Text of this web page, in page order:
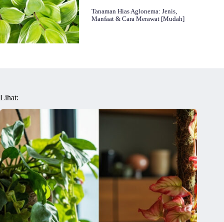
Tanaman Hias Aglonema: Jenis,
Manfaat & Cara Merawat [Mudah]
Lihat: